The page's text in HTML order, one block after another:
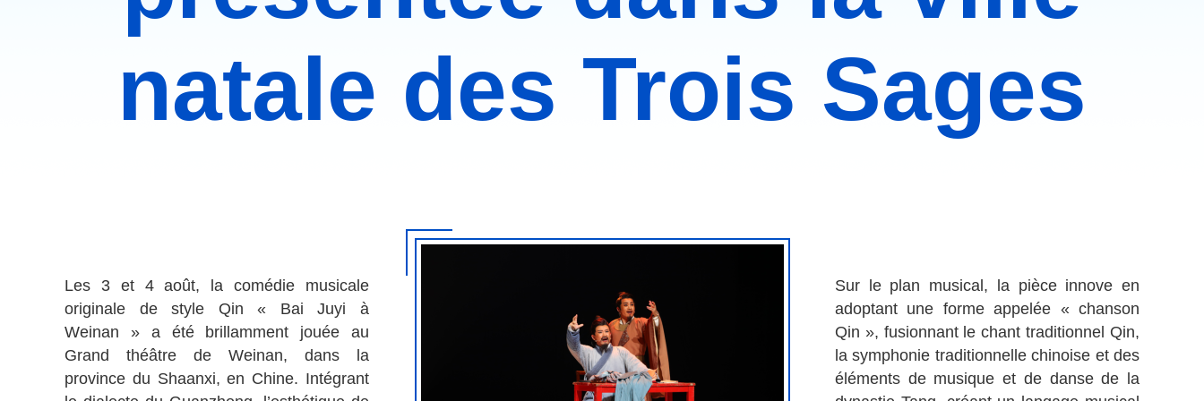
natale des Trois Sages
Les 3 et 4 août, la comédie musicale
originale de style Qin « Bai Juyi à
Weinan » a été brillamment jouée au
Grand théâtre de Weinan, dans la
province du Shaanxi, en Chine. Intégrant
Sur le plan musical, la pièce innove en
adoptant une forme appelée « chanson
Qin », fusionnant le chant traditionnel Qin,
la symphonie traditionnelle chinoise et des
éléments de musique et de danse de la